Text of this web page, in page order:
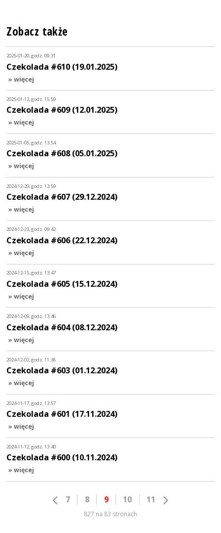
Zobacz także
2025-01-20, godz. 09:31
Czekolada #610 (19.01.2025)
» więcej
2025-01-13, godz. 15:59
Czekolada #609 (12.01.2025)
» więcej
2025-01-05, godz. 13:54
Czekolada #608 (05.01.2025)
» więcej
2024-12-29, godz. 13:59
Czekolada #607 (29.12.2024)
» więcej
2024-12-23, godz. 09:42
Czekolada #606 (22.12.2024)
» więcej
2024-12-15, godz. 13:47
Czekolada #605 (15.12.2024)
» więcej
2024-12-09, godz. 13:46
Czekolada #604 (08.12.2024)
» więcej
2024-12-02, godz. 11:36
Czekolada #603 (01.12.2024)
» więcej
2024-11-17, godz. 13:57
Czekolada #601 (17.11.2024)
» więcej
2024-11-12, godz. 13:40
Czekolada #600 (10.11.2024)
» więcej
7 8 9 10 11
827 na 83 stronach